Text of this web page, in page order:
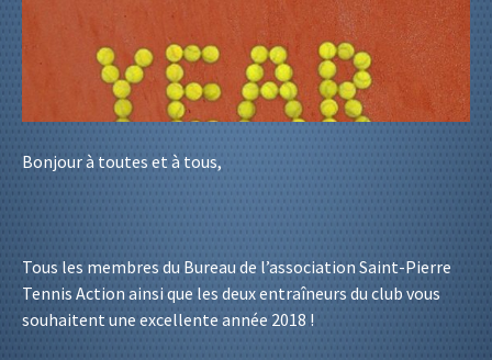
Bonjour à toutes et à tous,
Tous les membres du Bureau de l’association Saint-Pierre
Tennis Action ainsi que les deux entraîneurs du club vous
souhaitent une excellente année 2018 !